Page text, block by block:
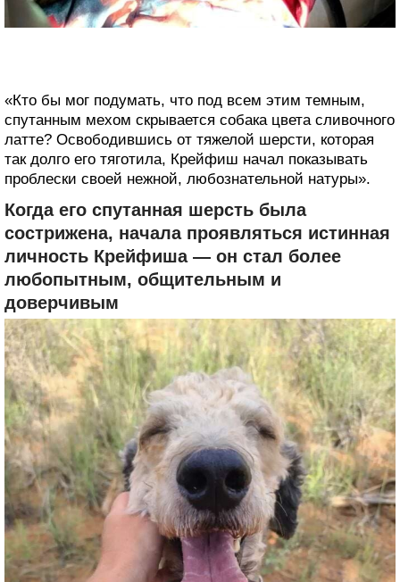
«Кто бы мог подумать, что под всем этим темным,
спутанным мехом скрывается собака цвета сливочного
латте? Освободившись от тяжелой шерсти, которая
так долго его тяготила, Крейфиш начал показывать
проблески своей нежной, любознательной натуры».
Когда его спутанная шерсть была
сострижена, начала проявляться истинная
личность Крейфиша — он стал более
любопытным, общительным и
доверчивым